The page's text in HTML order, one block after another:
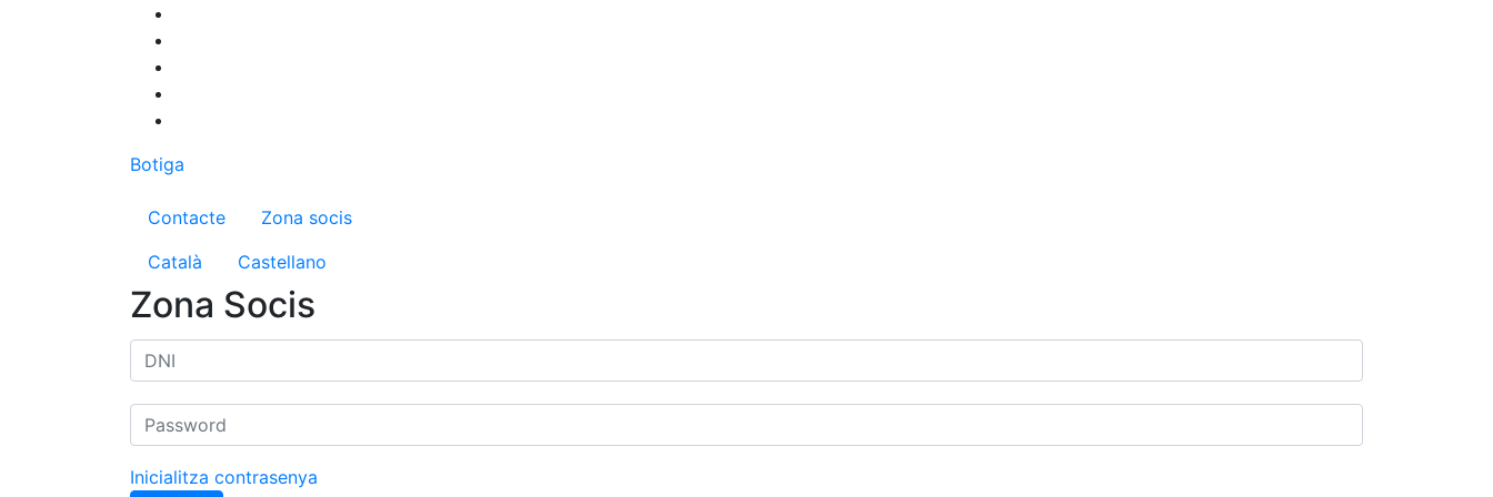
Botiga
Menú del compte d'usuari
Contacte
Zona socis
Català
Castellano
Zona Socis
Inicialitza contrasenya